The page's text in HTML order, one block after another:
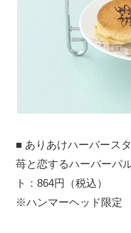
■ ありあけハーバースタ
苺と恋するハーバーパ
ト：864円（税込）
※ハンマーヘッド限定